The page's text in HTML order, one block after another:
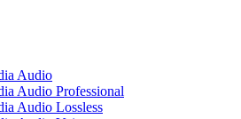
Audio
Audio Professional
Audio Lossless